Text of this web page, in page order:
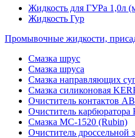
Жидкость для ГУРа 1,0л
Жидкость Гур
Промывочные жидкости,
Смазка шрус
Смазка шруса
Смазка направляющих
Смазка силиконовая
Очиститель контактов
Очиститель карбюратора
Смазка МС-1520 (Rubin)
Очиститель дроссельной